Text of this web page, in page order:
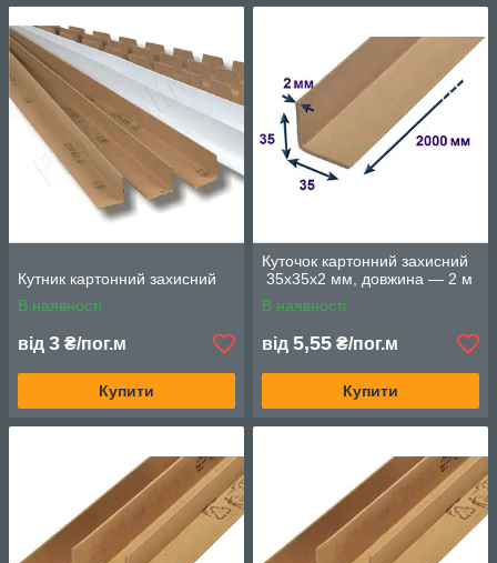
Кутник картонний захисний
В наявності
від 3 ₴/пог.м
Купити
Куточок картонний захисний
35х35х2 мм, довжина — 2 м
В наявності
від 5,55 ₴/пог.м
Купити